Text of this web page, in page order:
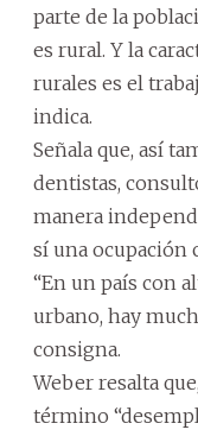
parte de la
es rural. Y la
rurales es el
indica.
Señala que, así
dentistas,
manera
sí una ocupación
“En un país con
urbano, hay
consigna.
Weber resalta
término